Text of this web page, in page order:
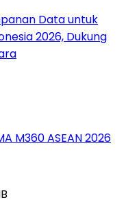
Data untuk
2026, Dukung
M360 ASEAN 2026